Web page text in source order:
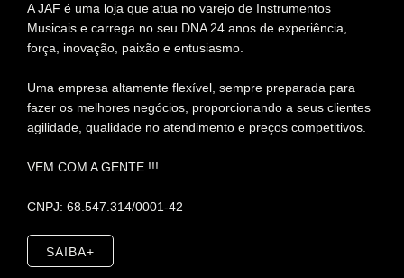
A JAF é uma loja que atua no varejo de Instrumentos
Musicais e carrega no seu DNA 24 anos de experiência,
força, inovação, paixão e entusiasmo.
Uma empresa altamente flexível, sempre preparada para
fazer os melhores negócios, proporcionando a seus clientes
agilidade, qualidade no atendimento e preços competitivos.
VEM COM A GENTE !!!
CNPJ: 68.547.314/0001-42
SAIBA+